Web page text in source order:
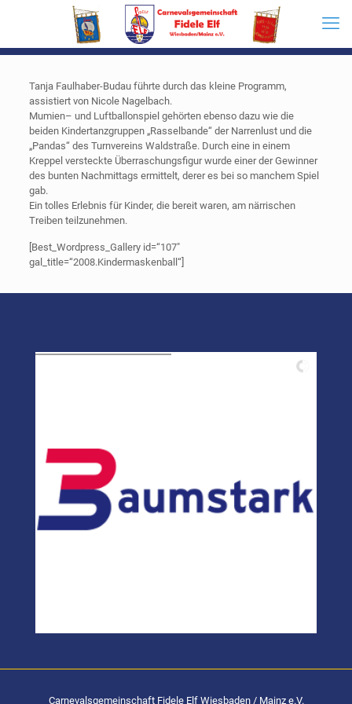
Tanja Faulhaber-Budau führte durch das kleine Programm,
assistiert von Nicole Nagelbach.
Mumien– und Luftballonspiel gehörten ebenso dazu wie die
beiden Kindertanzgruppen „Rasselbande“ der Narrenlust und die
„Pandas“ des Turnvereins Waldstraße. Durch eine in einem
Kreppel versteckte Überraschungsfigur wurde einer der Gewinner
des bunten Nachmittags ermittelt, derer es bei so manchem Spiel
gab.
Ein tolles Erlebnis für Kinder, die bereit waren, am närrischen
Treiben teilzunehmen.
[Best_Wordpress_Gallery id=“107″
gal_title=“2008.Kindermaskenball“]
Carnevalsgemeinschaft Fidele Elf Wiesbaden / Mainz e.V.